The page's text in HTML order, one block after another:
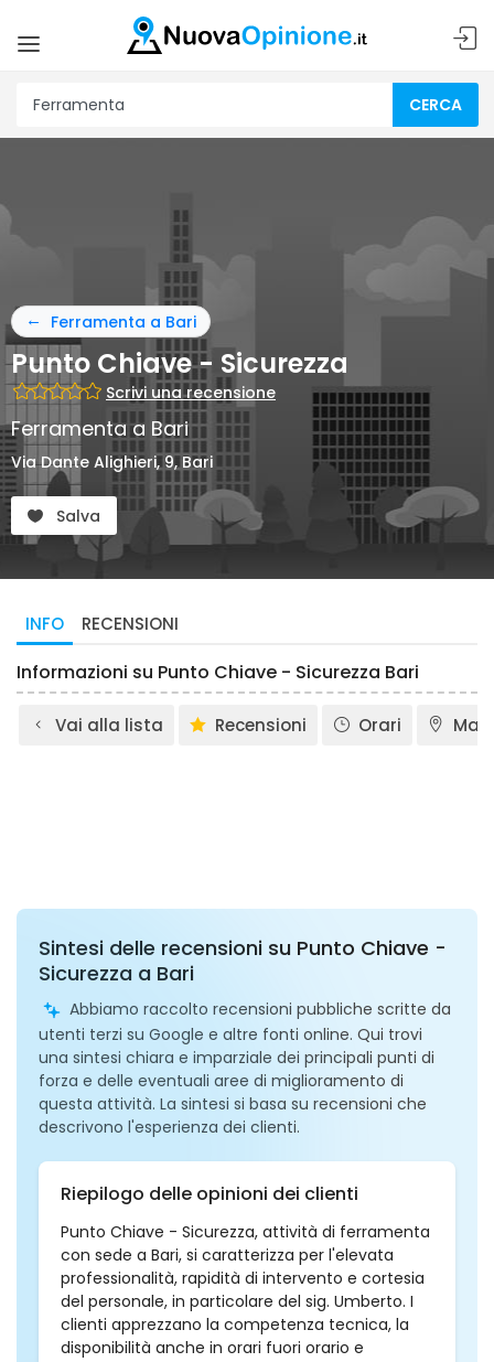
CERCA
Ferramenta a Bari
Punto Chiave - Sicurezza
Scrivi una recensione
Ferramenta a Bari
Via Dante Alighieri, 9, Bari
Salva
INFO RECENSIONI
Informazioni su Punto Chiave - Sicurezza Bari
Vai alla lista Recensioni Orari
Sintesi delle recensioni su Punto Chiave -
Sicurezza a Bari
Abbiamo raccolto recensioni pubbliche scritte da
utenti terzi su Google e altre fonti online. Qui trovi
una sintesi chiara e imparziale dei principali punti di
forza e delle eventuali aree di miglioramento di
questa attività. La sintesi si basa su recensioni che
descrivono l'esperienza dei clienti.
Riepilogo delle opinioni dei clienti
Punto Chiave - Sicurezza, attività di ferramenta
con sede a Bari, si caratterizza per l'elevata
professionalità, rapidità di intervento e cortesia
del personale, in particolare del sig. Umberto. I
clienti apprezzano la competenza tecnica, la
disponibilità anche in orari fuori orario e